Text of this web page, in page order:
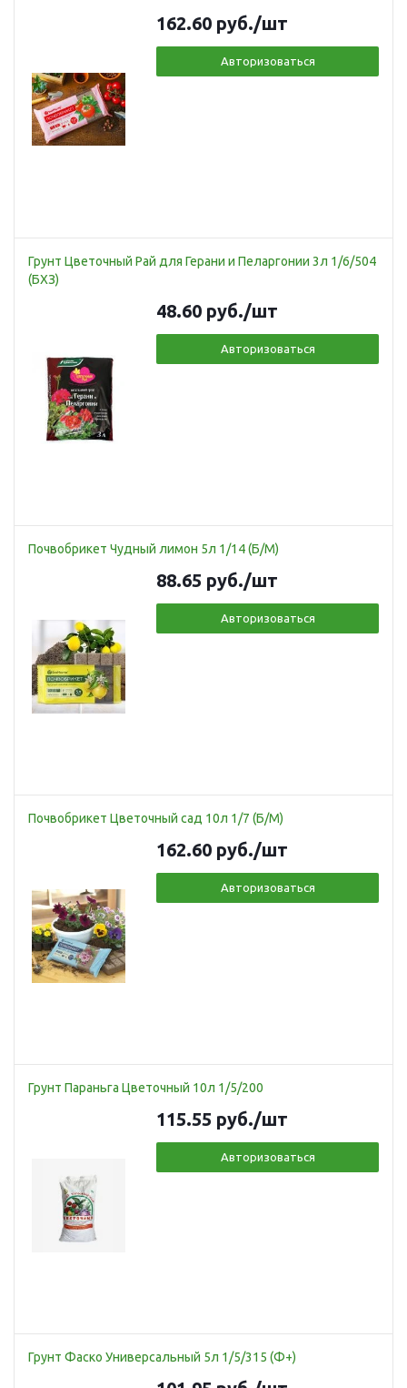
162.60 руб./шт
Авторизоваться
Грунт Цветочный Рай для Герани и Пеларгонии 3л 1/6/504
(БХЗ)
48.60 руб./шт
Авторизоваться
Почвобрикет Чудный лимон 5л 1/14 (Б/М)
88.65 руб./шт
Авторизоваться
Почвобрикет Цветочный сад 10л 1/7 (Б/М)
162.60 руб./шт
Авторизоваться
Грунт Параньга Цветочный 10л 1/5/200
115.55 руб./шт
Авторизоваться
Грунт Фаско Универсальный 5л 1/5/315 (Ф+)